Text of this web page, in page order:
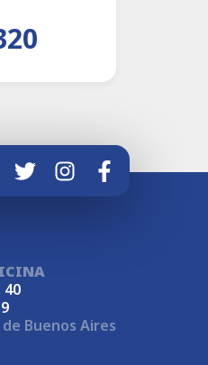
40
Buenos Aires